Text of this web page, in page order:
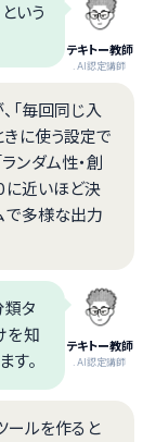
テキトー教師
.AI認定講師
いう
「毎回同じ入
に使う設定で
ンダム性・創
に近いほど決
で多様な出力
テキトー教師
.AI認定講師
類タ
を知
す。
ールを作ると